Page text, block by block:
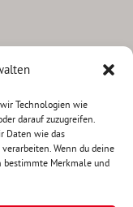
Technologien wie
darauf zuzugreifen.
Daten wie das
Wenn du deine
bestimmte Merkmale und